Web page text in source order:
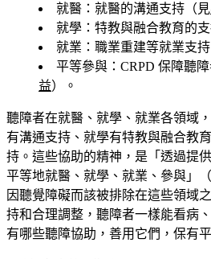
就醫 ：就醫的溝通支持（見
就學 ：特教與融合教育的
就業 ：職業重建等就業支
平等參與 ：CRPD 保障聽
益）。
聽障者在就醫、就學、就業各領
有溝通支持、就學有特教與融合教
持。這些協助的精神，是「透過提
平等地就醫、就學、就業、參與」
因聽覺障礙而該被排除在這些領
持和合理調整，聽障者一樣能看病
有哪些聽障協助，善用它們，保有